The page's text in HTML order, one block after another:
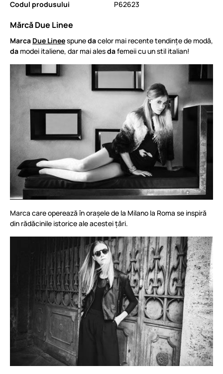
Codul produsului P62623
Mărcă Due Linee
Marca Due Lineespunedacelor mai recente tendințe de modă,
da modei italiene, dar mai alesdafemeii cu un stil italian!
Marca care operează în orașele de la Milano la Roma se inspiră
din rădăcinile istorice ale acestei țări.